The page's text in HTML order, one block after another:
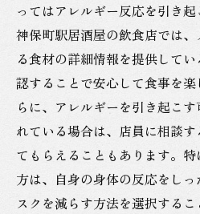
ってはアレルギー反応を引き起
神保町駅居酒屋の飲食店では
る食材の詳細情報を提供して
認することで安心して食事を
らに、アレルギーを引き起こ
れている場合は、店員に相談
てもらえることもあります。
方は、自身の身体の反応をし
スクを減らす方法を選択する